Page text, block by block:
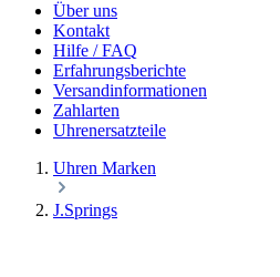
Über uns
Kontakt
Hilfe / FAQ
Erfahrungsberichte
Versandinformationen
Zahlarten
Uhrenersatzteile
Uhren Marken
J.Springs